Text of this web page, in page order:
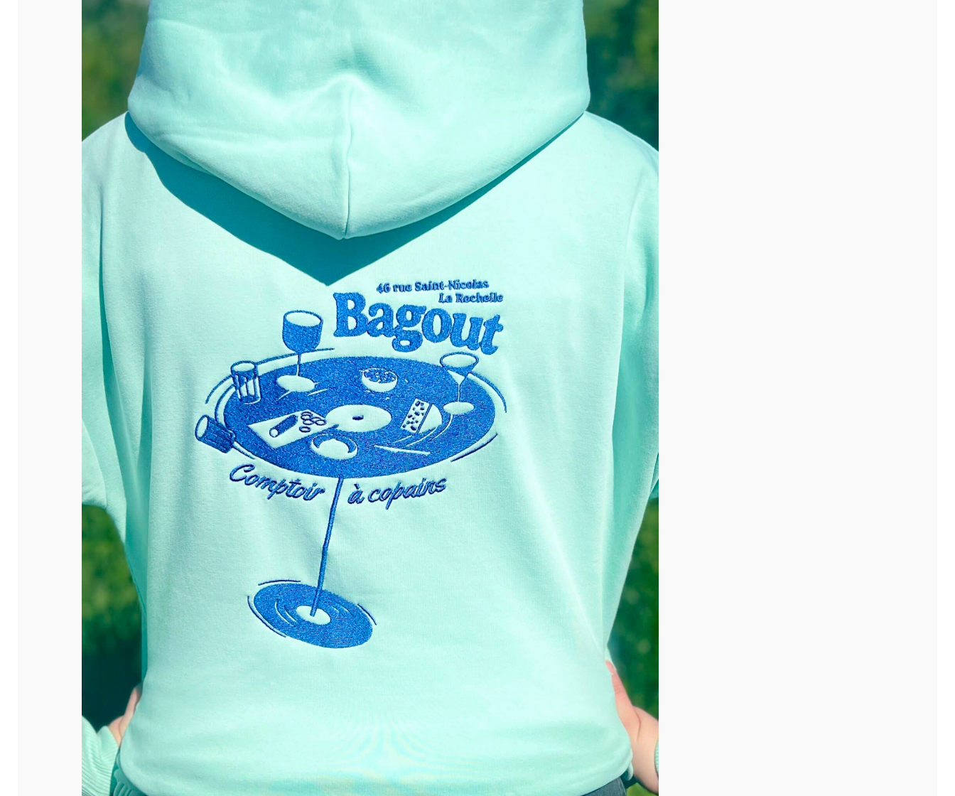
personnalisée brodée, qu’ils soient professionnels ou personnels. Notre savoir-
faire nous permet d’être un des spécialistes du brodage sur textile.
ou personnels.